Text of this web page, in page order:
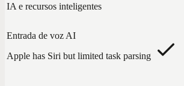
IA e recursos inteligentes
Entrada de voz AI
Apple has Siri but limited task parsing